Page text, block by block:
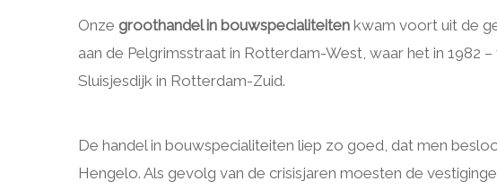
Onze groothandel in bouwspecialiteiten kwam voort uit de
aan de Pelgrimsstraat in Rotterdam-West, waar het in
Sluisjesdijk in Rotterdam-Zuid.
De handel in bouwspecialiteiten liep zo goed, dat men
Hengelo. Als gevolg van de crisisjaren moesten de